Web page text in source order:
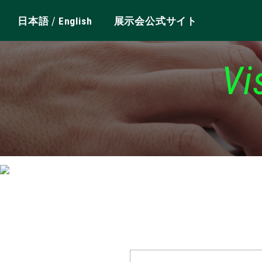
日本語/ English 展示会公式サイト